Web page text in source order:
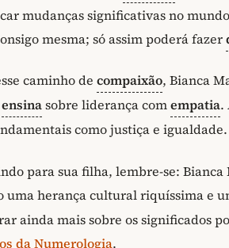
mudanças significativas no
mesma; só assim poderá fazer
caminho de compaixão, Bianca
ensinasobre liderança comempatia.
como justiça e igualdade.
para sua filha, lembre-se:
uma herança cultural riquíssima e
ainda mais sobre os significados
da Numerologia.